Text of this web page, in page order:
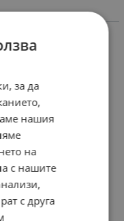
SRAM: 25B,
за да
нашия
на
с нашите
с друга